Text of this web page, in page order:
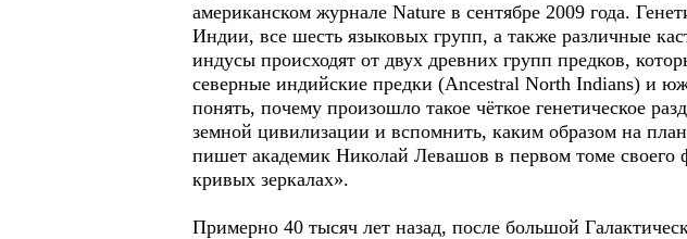
американском журнале Nature в сентябре 2009 года.
Индии, все шесть языковых групп, а также различные
индусы происходят от двух древних групп предков,
северные индийские предки (Ancestral North Indians) и
понять, почему произошло такое чёткое генетическое
земной цивилизации и вспомнить, каким образом на
пишет академик Николай Левашов в первом томе своего
кривых зеркалах».
Примерно 40 тысяч лет назад, после большой